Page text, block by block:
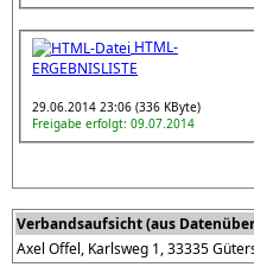
HTML-
ERGEBNISLISTE
29.06.2014 23:06 (336 KByte)
Freigabe erfolgt: 09.07.2014
Verbandsaufsicht (aus
Axel Offel, Karlsweg 1, 33335